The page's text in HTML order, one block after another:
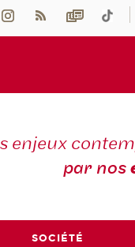
enjeux
par nos
SOCIÉTÉ